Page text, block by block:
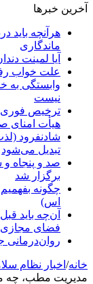
آخرین خبرها
هرآنچه باید
ماندگاری
آیا لمینت
علت خواب
وابستگی به
نیست
ترخیص فوری
هیأت امنای
شادنفرود
تبدیل می‌شود
صد و پنجاه‌
برگزار شد
چگونه
اس)
آن‌چه باید
فضای مجازی
روان‌درمانی
خانه/ اخبار نظام
مدیریت مطب، چه